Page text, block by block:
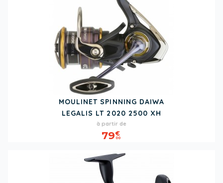
MOULINET SPINNING DAIWA
LEGALIS LT 2020 2500 XH
Prix
de
base
Prix
à partir de
79€
00